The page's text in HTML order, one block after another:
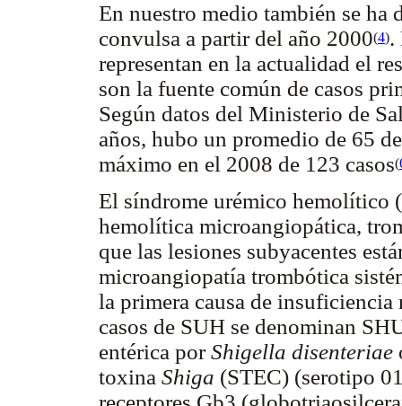
En nuestro medio también se ha
convulsa a partir del año 2000(4).
representan en la actualidad el
son la fuente común de casos
Según datos del Ministerio de
años, hubo un promedio de 65
máximo en el 2008 de 123 casos(
El síndrome urémico hemolítico
hemolítica microangiopática,
que las lesiones subyacentes
microangiopatía trombótica
la primera causa de insuficiencia
casos de SUH se denominan
entérica porShigella disenteriae
toxina Shiga (STEC) (serotipo